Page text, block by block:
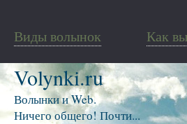
Виды волынок Как
Volynki.ru
Волынки и Web.
Ничего общего! Почти...